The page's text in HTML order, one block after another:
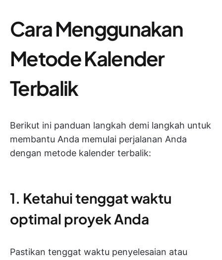
Cara Menggunakan
Metode Kalender
Terbalik
Berikut ini panduan langkah demi langkah untuk
membantu Anda memulai perjalanan Anda
dengan metode kalender terbalik:
1. Ketahui tenggat waktu
optimal proyek Anda
Pastikan tenggat waktu penyelesaian atau